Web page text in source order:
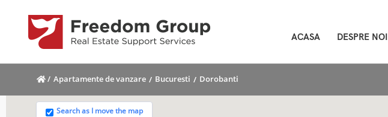
ACASA DESPRE NOI
/ Apartamente de vanzare Bucuresti Dorobanti
Search as I move the map